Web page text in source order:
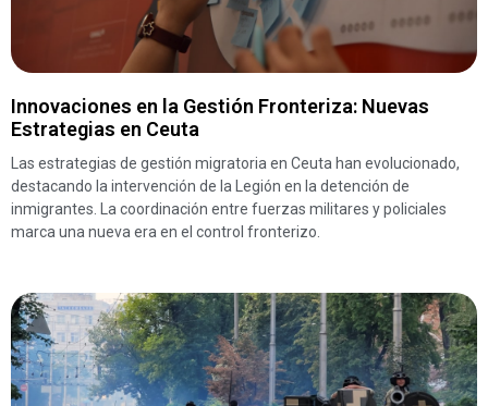
Innovaciones en la Gestión Fronteriza: Nuevas
Estrategias en Ceuta
Las estrategias de gestión migratoria en Ceuta han evolucionado,
destacando la intervención de la Legión en la detención de
inmigrantes. La coordinación entre fuerzas militares y policiales
marca una nueva era en el control fronterizo.